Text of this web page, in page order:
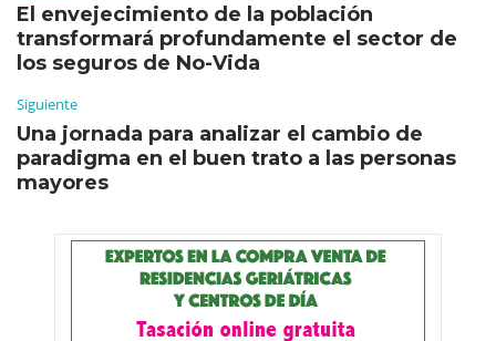
El envejecimiento de la población
transformará profundamente el sector de
los seguros de No-Vida
Siguiente
Una jornada para analizar el cambio de
paradigma en el buen trato a las personas
mayores